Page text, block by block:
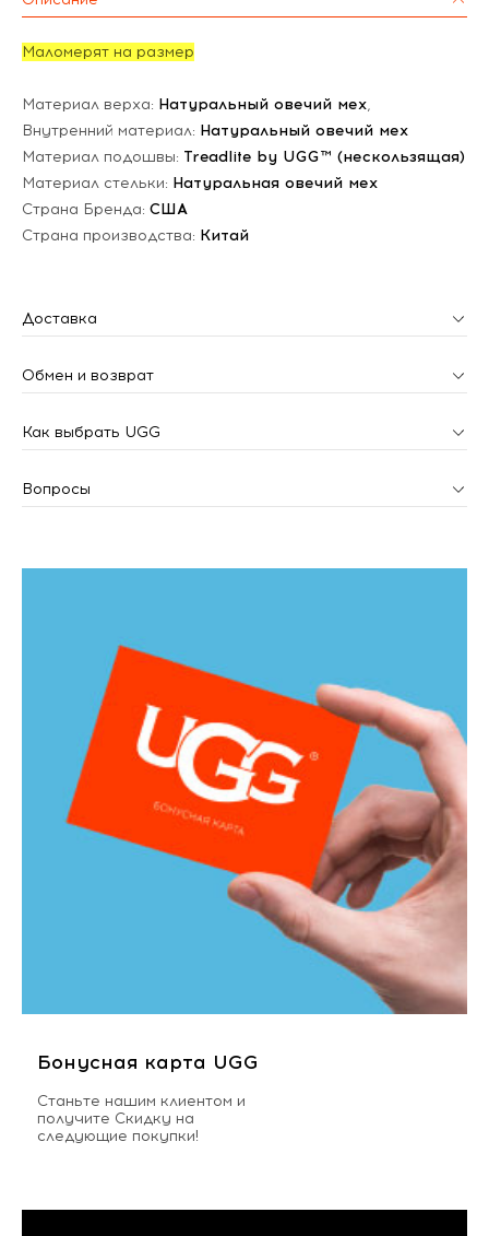
Маломерят на размер
Материал верха: Натуральный овечий мех,
Внутренний материал: Натуральный овечий мех
Материал подошвы: Treadlite by UGG™ (нескользящая)
Материал стельки: Натуральная овечий мех
Страна Бренда: США
Страна производства: Китай
Доставка
Обмен и возврат
Как выбрать UGG
Вопросы
Бонусная карта UGG
Станьте нашим клиентом и
получите Скидку на
следующие покупки!